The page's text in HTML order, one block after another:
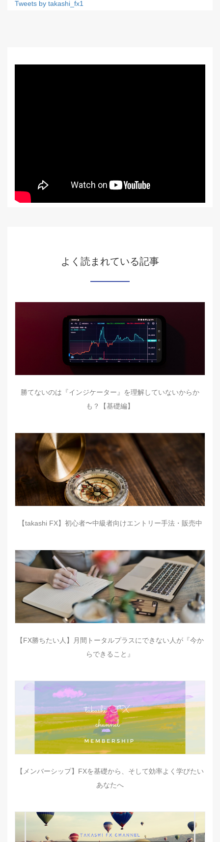
Tweets by takashi_fx1
よく読まれている記事
勝てないのは『インジケーター』を理解していないからか
も？【基礎編】
【takashi FX】初心者〜中級者向けエントリー手法・販売中
【FX勝ちたい人】月間トータルプラスにできない人が『今か
らできること』
【メンバーシップ】FXを基礎から、そして効率よく学びたい
あなたへ